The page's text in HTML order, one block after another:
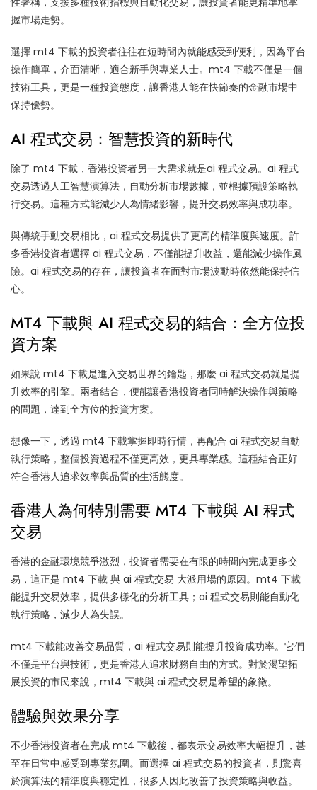
握市場走勢。
選擇 mt4 下載的投資者往往在短時間內就能感受到便利，因為平台
操作簡單，介面清晰，適合新手與專業人士。mt4 下載不僅是一個
技術工具，更是一種投資態度，讓香港人能在快節奏的金融市場中
保持優勢。
AI 程式交易：智慧投資的新時代
除了 mt4 下載，香港投資者另一大需求就是ai 程式交易。ai 程式
交易透過人工智慧演算法，自動分析市場數據，並根據預設策略執
行交易。這種方式能減少人為情緒影響，提升交易效率與成功率。
與傳統手動交易相比，ai 程式交易提供了更高的精準度與速度。許
多香港投資者選擇 ai 程式交易，不僅能提升收益，還能減少操作風
險。ai 程式交易的存在，讓投資者在面對市場波動時依然能保持信
心。
MT4 下載與 AI 程式交易的結合：全方位投
資方案
如果說 mt4 下載是進入交易世界的鑰匙，那麼 ai 程式交易就是提
升效率的引擎。兩者結合，便能讓香港投資者同時解決操作與策略
的問題，達到全方位的投資方案。
想像一下，透過 mt4 下載掌握即時行情，再配合 ai 程式交易自動
執行策略，整個投資過程不僅更高效，更具專業感。這種結合正好
符合香港人追求效率與品質的生活態度。
香港人為何特別需要 MT4 下載與 AI 程式
交易
香港的金融環境競爭激烈，投資者需要在有限的時間內完成更多交
易，這正是 mt4 下載 與 ai 程式交易 大派用場的原因。mt4 下載
能提升交易效率，提供多樣化的分析工具；ai 程式交易則能自動化
執行策略，減少人為失誤。
mt4 下載能改善交易品質，ai 程式交易則能提升投資成功率。它們
不僅是平台與技術，更是香港人追求財務自由的方式。對於渴望拓
展投資的市民來說，mt4 下載與 ai 程式交易是希望的象徵。
體驗與效果分享
不少香港投資者在完成 mt4 下載後，都表示交易效率大幅提升，甚
至在日常中感受到專業氛圍。而選擇 ai 程式交易的投資者，則驚喜
於演算法的精準度與穩定性，很多人因此改善了投資策略與收益。